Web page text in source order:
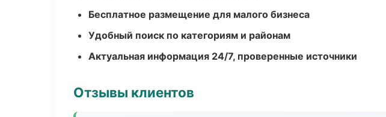
Бесплатное размещение для малого бизнеса
Удобный поиск по категориям и районам
Актуальная информация 24/7, проверенные источники
Отзывы клиентов